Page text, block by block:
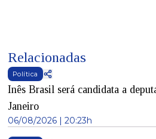
Relacionadas
Política
Inês Brasil será candidata a
Janeiro
06/08/2026 | 20:23h